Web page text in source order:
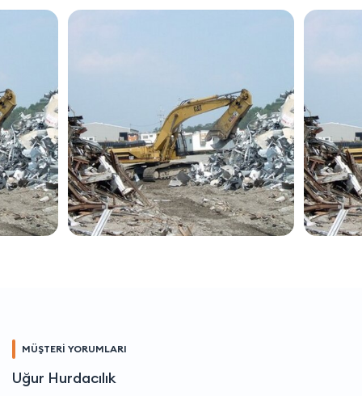
MÜŞTERİ YORUMLARI
Uğur Hurdacılık